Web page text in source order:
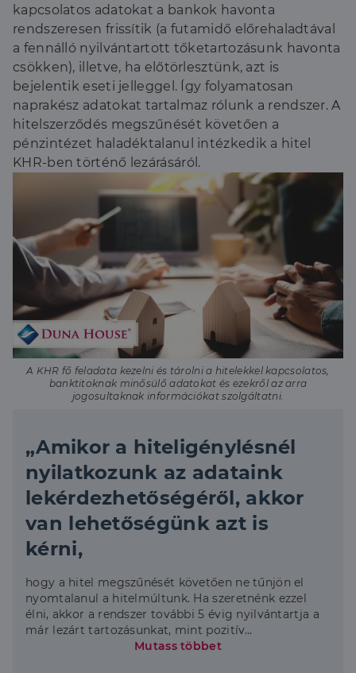
kapcsolatos adatokat a bankok havonta
rendszeresen frissítik (a futamidő előrehaladtával
a fennálló nyilvántartott tőketartozásunk havonta
csökken), illetve, ha előtörlesztünk, azt is
bejelentik eseti jelleggel. Így folyamatosan
naprakész adatokat tartalmaz rólunk a rendszer. A
hitelszerződés megszűnését követően a
pénzintézet haladéktalanul intézkedik a hitel
KHR-ben történő lezárásáról.
A KHR fő feladata kezelni és tárolni a hitelekkel kapcsolatos,
banktitoknak minősülő adatokat és ezekről az arra
jogosultaknak információkat szolgáltatni.
„Amikor a hiteligénylésnél
nyilatkozunk az adataink
lekérdezhetőségéről, akkor
van lehetőségünk azt is
kérni,
hogy a hitel megszűnését követően ne tűnjön el
nyomtalanul a hitelmúltunk. Ha szeretnénk ezzel
élni, akkor a rendszer további 5 évig nyilvántartja a
már lezárt tartozásunkat, mint pozitív
hiteltörténetet. Egy esetleges következő
Mutass többet